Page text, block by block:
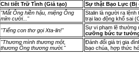
Chi tiết Trữ Tình (Giả tạo)
Sự thật Bạo Lực (Bị
"Mắt Ông hiền hậu, miệng Ông
mỉm cười..."
Stalin là người ra
trại lao động khổ sai
"Tiếng con thơ gọi Xta-lin!"
Sự vi phạm lẽ thường
cưỡng bức tư
"Thương mình thương một,
thương Ông thương mười."
Đánh đổi giá trị gia
bạo chúa, hợp thức